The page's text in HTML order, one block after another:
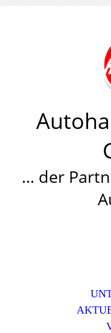
… der